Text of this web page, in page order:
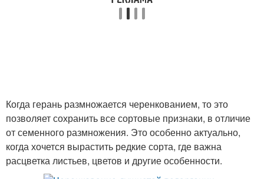
Когда герань размножается черенкованием, то это
позволяет сохранить все сортовые признаки, в отличие
от семенного размножения. Это особенно актуально,
когда хочется вырастить редкие сорта, где важна
расцветка листьев, цветов и другие особенности.